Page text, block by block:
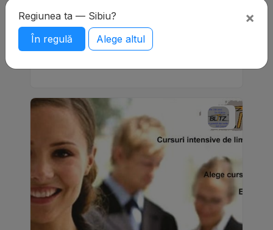
profesionist, corect, eficient, rapid şi practic
de a preda limba germană şi engleză, am
gândit…
×
Regiunea ta — Sibiu?
În regulă
Alege altul